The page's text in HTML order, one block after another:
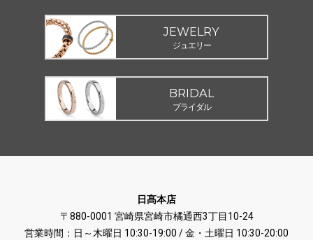
JEWELRY
ジュエリー
BRIDAL
ブライダル
日髙本店
〒880-0001 宮崎県宮崎市橘通西3丁目10-24
営業時間：日～木曜日 10:30-19:00 / 金・土曜日 10:30-20:00